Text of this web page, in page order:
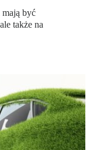
być
także na